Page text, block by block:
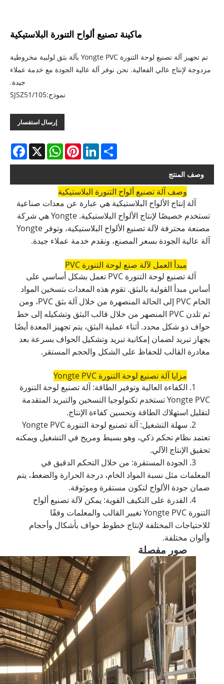
ماكينة تصنيع ألواح التنورة البلاستيكية
تم تجهيز آلة تصنيع لوحة التنورة Yongte PVC بآلة بثق لولبية مخروطية
مزدوجة لإنتاج عالي الفعالية. نحن نوفر آلة عالية الجودة مع خدمة عملاء
جيدة.
نموذج:SJSZ51/105
إرسال استفسار
X
WhatsAppPinterestLinkedInShare
وصف المنتج
وصف آلة تصنيع ألواح التنورة البلاستيكية
آلة إنتاج الألواح البلاستيكية هي عبارة عن معدات صناعية
تستخدم خصيصًا لإنتاج الألواح البلاستيكية. Yongte هي شركة
مصنعة محترفة لآلة تصنيع الألواح البلاستيكية، وتوفر Yongte
آلة عالية الجودة بسعر المصنع، ونقدم خدمة عملاء جيدة.
مبدأ العمل لآلة صنع لوحة التنورة PVC
آلة تصنيع لوحة التنورة PVC تعمل بشكل أساسي على
أساس مبدأ القولبة بالبثق. تقوم هذه المعدات بتسخين المواد
الخام PVC إلى الحالة المنصهرة من خلال آلة بثق PVC، ومن
ثم تلدن PVC المنصهر من خلال قالب البثق وتشكيله إلى خط
حواف ذو شكل محدد. أثناء عملية البثق، يتم تجهيز المعدة أيضًا
بجهاز تبريد لضمان إمكانية تبريد وتشكيل الحواف بسرعة بعد
مغادرة القالب للحفاظ على الشكل والحجم المستقر.
مزايا آلة تصنيع لوحة التنورة Yongte PVC
1. الكفاءة العالية وتوفير الطاقة: آلة تصنيع لوحة التنورة
Yongte PVC تستخدم تكنولوجيا التسخين والتبريد المتقدمة
لتقليل استهلاك الطاقة وتحسين كفاءة الإنتاج.
2. سهلة التشغيل: آلة تصنيع لوحة التنورة Yongte PVC
تعتمد نظام تحكم ذكي، وهو بسيط ومريح في التشغيل ويمكنه
تحقيق الإنتاج الآلي.
3. الجودة المستقرة: من خلال التحكم الدقيق في
المعلمات مثل نسبة المواد الخام، درجة الحرارة والضغط، يتم
ضمان جودة الألواح لتكون مستقرة وموثوقة.
4. القدرة على التكيف القوية: يمكن لآلة تصنيع ألواح
التنورة Yongte PVC تغيير القالب والمعلمات وفقًا
للاحتياجات المختلفة لإنتاج خطوط حواف بأشكال وأحجام
وألوان مختلفة.
صور مفصلة